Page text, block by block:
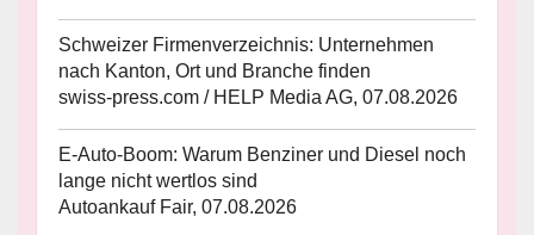
Schweizer Firmenverzeichnis: Unternehmen
nach Kanton, Ort und Branche finden
swiss-press.com / HELP Media AG, 07.08.2026
E-Auto-Boom: Warum Benziner und Diesel noch
lange nicht wertlos sind
Autoankauf Fair, 07.08.2026